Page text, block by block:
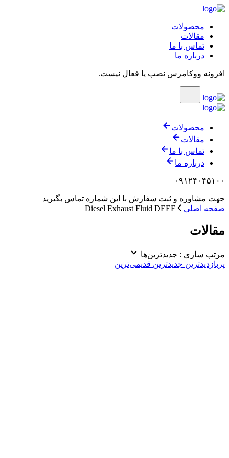
محصولات
مقالات
تماس با ما
درباره ما
افزونه ووکامرس نصب یا فعال نیست.
محصولات
مقالات
تماس با ما
درباره ما
۰۹۱۲۴۰۴۵۱۰۰
جهت مشاوره و ثبت سفارش با این شماره تماس بگیرید
صفحه اصلی
Diesel Exhaust Fluid DEEF
مقالات
مرتب سازی : جدیدترین‌ها
پربازدیدترین جدیدترین قدیمی‌ترین